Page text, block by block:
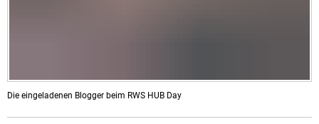
Die eingeladenen Blogger beim RWS HUB Day